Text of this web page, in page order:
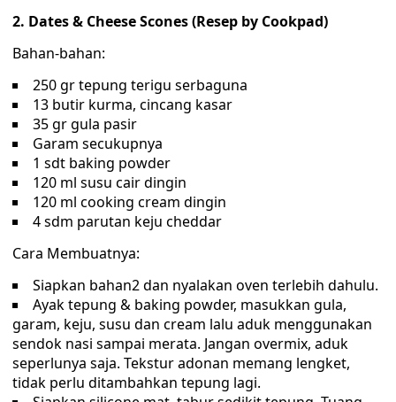
2. Dates & Cheese Scones (Resep by Cookpad)
Bahan-bahan:
250 gr tepung terigu serbaguna
13 butir kurma, cincang kasar
35 gr gula pasir
Garam secukupnya
1 sdt baking powder
120 ml susu cair dingin
120 ml cooking cream dingin
4 sdm parutan keju cheddar
Cara Membuatnya:
Siapkan bahan2 dan nyalakan oven terlebih dahulu.
Ayak tepung & baking powder, masukkan gula,
garam, keju, susu dan cream lalu aduk menggunakan
sendok nasi sampai merata. Jangan overmix, aduk
seperlunya saja. Tekstur adonan memang lengket,
tidak perlu ditambahkan tepung lagi.